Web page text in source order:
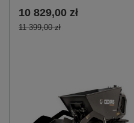
10 829,00 zł
11 399,00 zł